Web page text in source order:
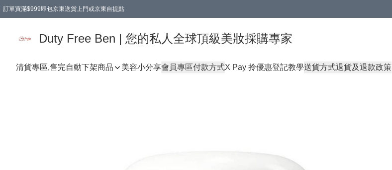
訂單買滿$999即包京東送貨上門或京東自提點
Duty Free Ben | 您的私人全球頂級美妝採購專家
清貨專區,售完自動下架商品 美容小分享會員專區付款方式X Pay 拎優惠登記教學送貨方式退貨及退款政策